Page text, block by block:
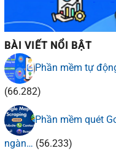
BÀI VIẾT NỔI BẬT
Phần mềm tự
(66.282)
Phần mềm quét
ngàn… (56.233)